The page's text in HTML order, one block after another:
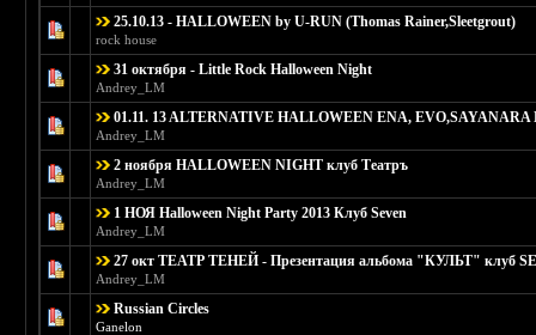
25.10.13 - HALLOWEEN by U-RUN (Thomas Rainer,Sleetgrout)
rock house
Голосов: 0 - Средняя оценка: 0 из 5
1 2 345
31 октября - Little Rock Halloween Night
Andrey_LM
Голосов: 0 - Средняя оценка: 0 из 5
12345
01.11. 13 ALTERNATIVE HALLOWEEN ENA, EVO,SAYANARA
Andrey_LM
Голосов: 0 - Средняя оценка: 0 из 5
123 4 5
2 ноября HALLOWEEN NIGHT клуб Театръ
Andrey_LM
Голосов: 0 - Средняя оценка: 0 из 5
1 2 345
1 НОЯ Halloween Night Party 2013 Клуб Seven
Andrey_LM
Голосов: 0 - Средняя оценка: 0 из 5
1 2345
27 окт ТЕАТР ТЕНЕЙ - Презентация альбома "КУЛЬТ" клуб
Andrey_LM
Голосов: 0 - Средняя оценка: 0 из 5
1234
Russian Circles
Ganelon
Голосов: 0 - Средняя оценка: 0 из 5